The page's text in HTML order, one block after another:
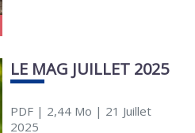
LE MAG JUILLET 2025
PDF| 2,44 Mo | 21 Juillet
2025